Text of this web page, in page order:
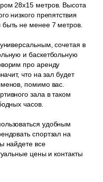
28х15 метров. Высота
низкого препятствия
не менее 7 метров.
сочетая в
и баскетбольную
про аренду
что на зал будет
помимо вас.
зала в таком
часов.
удобным
спортзал на
найдете все
цены и контакты